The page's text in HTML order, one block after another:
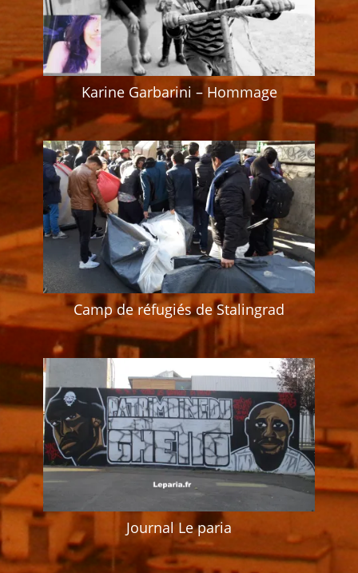
Karine Garbarini – Hommage
Camp de réfugiés de Stalingrad
Journal Le paria